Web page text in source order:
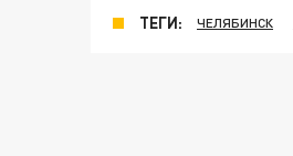
ТЕГИ: ЧЕЛЯБИНСК